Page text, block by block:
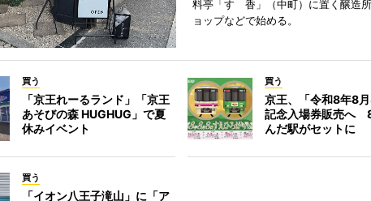
料亭「すゞ香」（中町）に置く醸造
ョップなどで始める。
買う
「京王れーるランド」「京王
あそびの森 HUGHUG」で夏
休みイベント
買う
京王、「令和8年8
記念入場券販売へ
んだ駅がセットに
買う
「イオン八王子滝山」に「ア